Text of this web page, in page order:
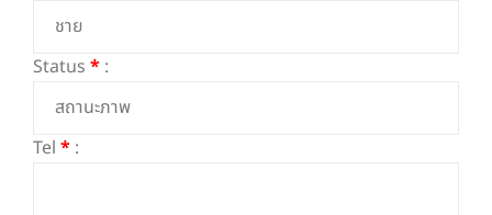
Status * :
Tel * :